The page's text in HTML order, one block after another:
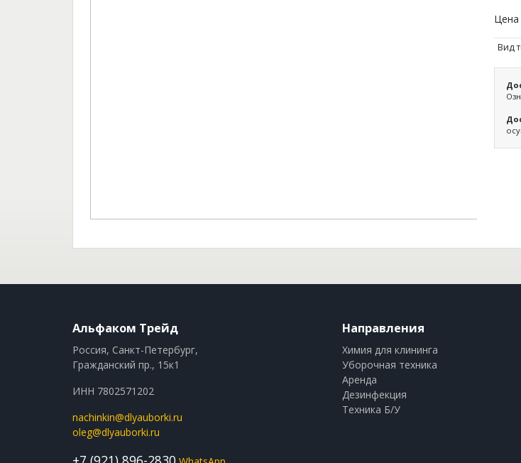
Цена
Вид
Альфаком Трейд
Россия, Санкт-Петербург,
Гражданский пр., 15к1
ИНН 7802571202
nachinkin@dlyauborki.ru
oleg@dlyauborki.ru
Направления
Химия для клининга
Уборочная техника
Аренда
Дезинфекция
Техника Б/У